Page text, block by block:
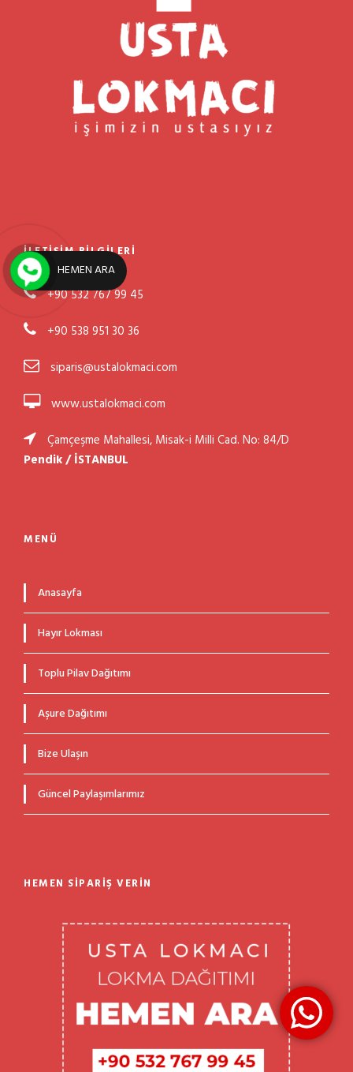
İLETIŞIM BILGILERI
+90 532 767 99 45
+90 538 951 30 36
siparis@ustalokmaci.com
www.ustalokmaci.com
Çamçeşme Mahallesi, Misak-i Milli Cad. No: 84/D
Pendik / İSTANBUL
MENÜ
Anasayfa
Hayır Lokması
Toplu Pilav Dağıtımı
Aşure Dağıtımı
Bize Ulaşın
Güncel Paylaşımlarımız
HEMEN SIPARIŞ VERIN
HEMEN ARA